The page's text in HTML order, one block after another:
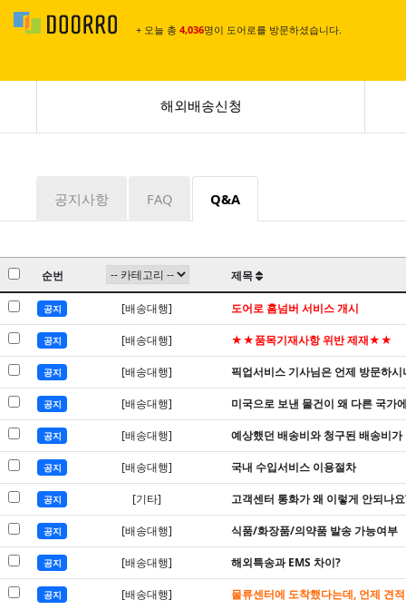
+ 오늘 총 4,036명이 도어로를 방문하셨습니다.
해외배송신청
공지사항 FAQ Q&A
순번 제목
공지 [배송대행] 도어로 홈넘버 서비스 개시
공지 [배송대행] ★★품목기재사항 위반 제재★★
공지 [배송대행] 픽업서비스 기사님은 언제 방문하시
공지 [배송대행] 미국으로 보낸 물건이 왜 다른 국가
공지 [배송대행] 예상했던 배송비와 청구된 배송비
공지 [배송대행] 국내 수입서비스 이용절차
공지 [기타] 고객센터 통화가 왜 이렇게 안되나
공지 [배송대행] 식품/화장품/의약품 발송 가능여부
공지 [배송대행] 해외특송과 EMS 차이?
공지 [배송대행] 물류센터에 도착했다는데, 언제 견